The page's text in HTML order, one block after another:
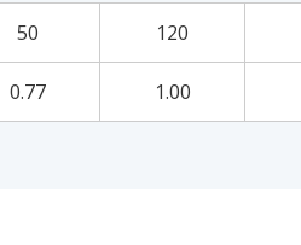
50 120
0.77 1.00